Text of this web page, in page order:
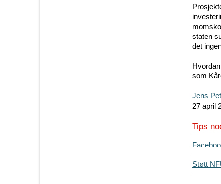
staten
det
som
Jens
27 april
Tips
T
i
p
Støtt